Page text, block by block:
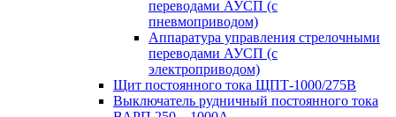
переводами АУСП (с
пневмоприводом)
Аппаратура управления стрелочными
переводами АУСП (с
электроприводом)
Щит постоянного тока ЩПТ-1000/275В
Выключатель рудничный постоянного тока